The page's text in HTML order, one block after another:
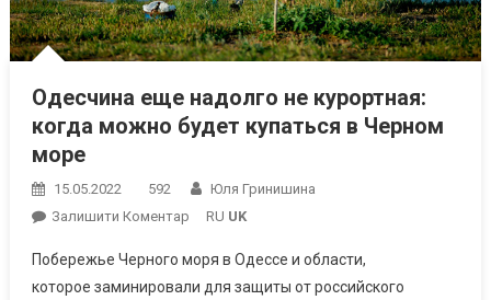
Одесчина еще надолго не курортная:
когда можно будет купаться в Черном
море
15.05.2022 592
Юля Гринишина
Залишити КоментарOn
Еще
Надолго
RU UK
Побережье Черного моря в Одессе и области,
которое заминировали для защиты от российского